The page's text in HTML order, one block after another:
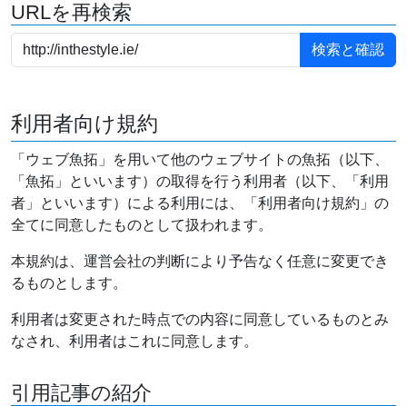
URLを再検索
利用者向け規約
「ウェブ魚拓」を用いて他のウェブサイトの魚拓（以下、
「魚拓」といいます）の取得を行う利用者（以下、「利用
者」といいます）による利用には、「利用者向け規約」の
全てに同意したものとして扱われます。
本規約は、運営会社の判断により予告なく任意に変更でき
るものとします。
利用者は変更された時点での内容に同意しているものとみ
なされ、利用者はこれに同意します。
引用記事の紹介